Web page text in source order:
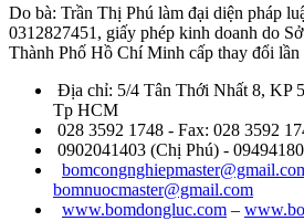
Do bà: Trần Thị Phú làm đại diện pháp
0312827451, giấy phép kinh doanh do
Thành Phố Hồ Chí Minh cấp thay đổi lần
Địa chỉ: 5/4 Tân Thới Nhất 8, KP
Tp HCM
028 3592 1748 - Fax: 028 3592
0902041403 (Chị Phú) -
bomnuocmaster@gmail.com
www.bomdongluc.com –